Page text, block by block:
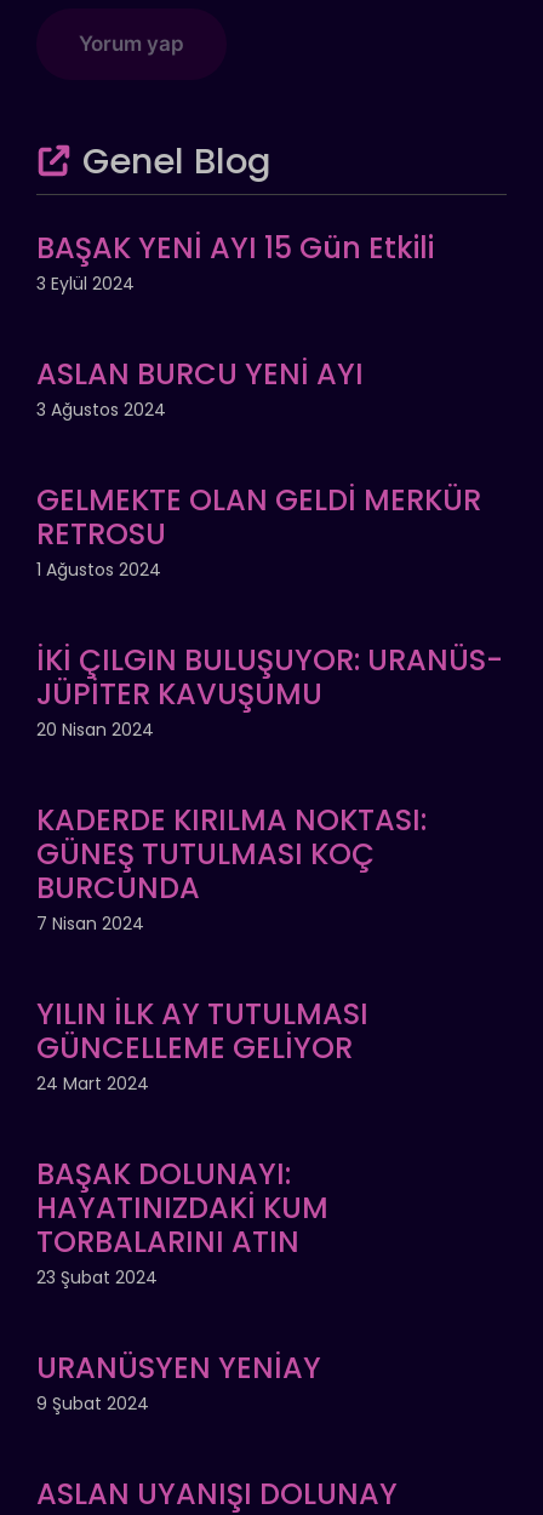
Genel Blog
BAŞAK YENİ AYI 15 Gün Etkili
3 Eylül 2024
ASLAN BURCU YENİ AYI
3 Ağustos 2024
GELMEKTE OLAN GELDİ MERKÜR
RETROSU
1 Ağustos 2024
İKİ ÇILGIN BULUŞUYOR: URANÜS-
JÜPİTER KAVUŞUMU
20 Nisan 2024
KADERDE KIRILMA NOKTASI:
GÜNEŞ TUTULMASI KOÇ
BURCUNDA
7 Nisan 2024
YILIN İLK AY TUTULMASI
GÜNCELLEME GELİYOR
24 Mart 2024
BAŞAK DOLUNAYI:
HAYATINIZDAKİ KUM
TORBALARINI ATIN
23 Şubat 2024
URANÜSYEN YENİAY
9 Şubat 2024
ASLAN UYANIŞI DOLUNAY